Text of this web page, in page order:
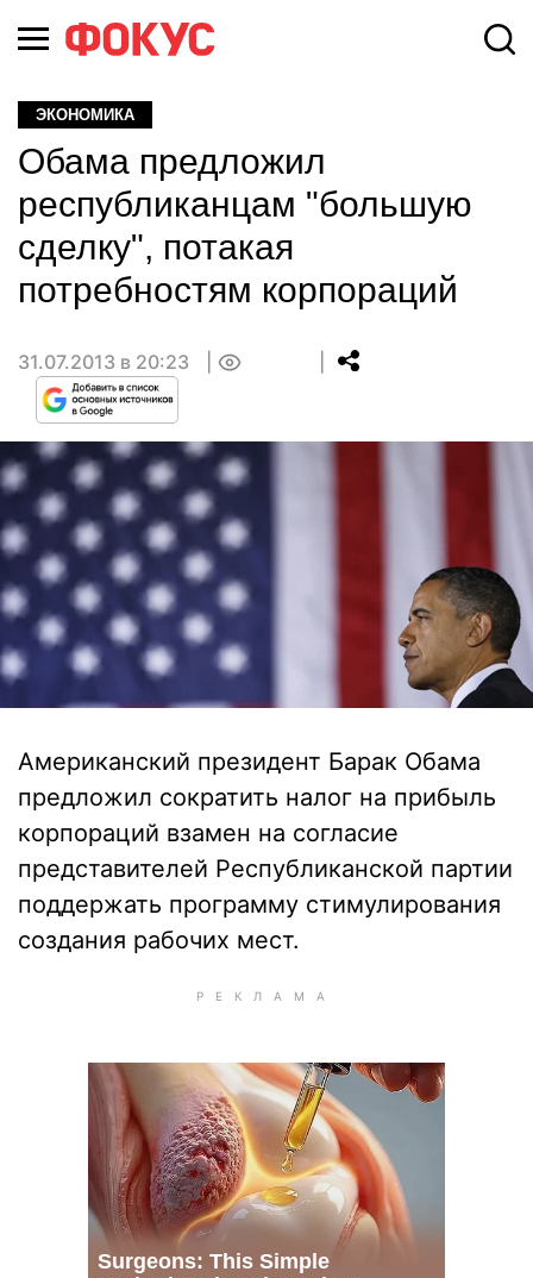
ЭКОНОМИКА
Обама предложил
республиканцам "большую
сделку", потакая
потребностям корпораций
31.07.2013 в 20:23
Американский президент Барак Обама
предложил сократить налог на прибыль
корпораций взамен на согласие
представителей Республиканской партии
поддержать программу стимулирования
создания рабочих мест.